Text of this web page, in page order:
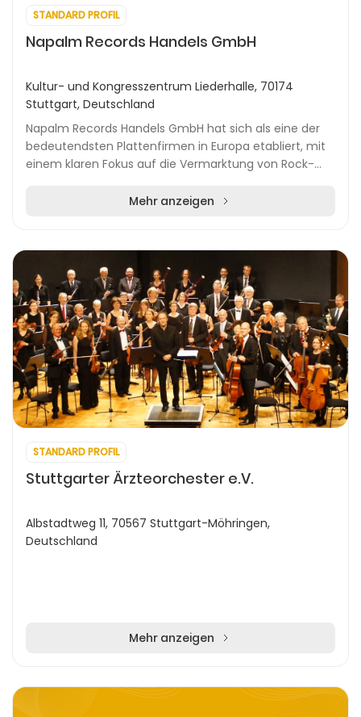
STANDARD PROFIL
Napalm Records Handels GmbH
Kultur- und Kongresszentrum Liederhalle, 70174
Stuttgart, Deutschland
Napalm Records Handels GmbH hat sich als eine der
bedeutendsten Plattenfirmen in Europa etabliert, mit
einem klaren Fokus auf die Vermarktung von Rock-
Mehr anzeigen
STANDARD PROFIL
Stuttgarter Ärzteorchester e.V.
Albstadtweg 11, 70567 Stuttgart-Möhringen,
Deutschland
Mehr anzeigen